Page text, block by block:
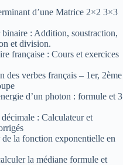
d’une Matrice 2×2 3×3
binaire : Addition, soustraction,
et division.
française : Cours et exercices
des verbes français – 1er, 2ème
d’un photon : formule et 3
: Calculateur et
la fonction exponentielle en
la médiane formule et